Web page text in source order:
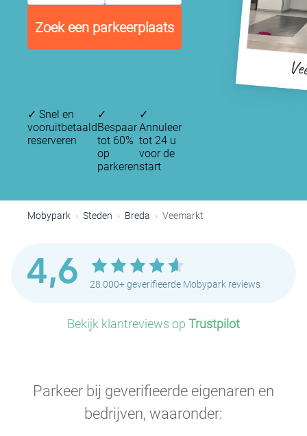
Zoek een parkeerplaats
✓ Snel en
vooruitbetaald
reserveren
✓
Bespaar
tot 60%
op
parkeren
✓
Annuleer
tot 24 u
voor de
start
Mobypark Steden Breda Veemarkt
4,6 28.000+ geverifieerde Mobypark reviews
Bekijk klantreviews op Trustpilot
Parkeer bij geverifieerde eigenaren en
bedrijven, waaronder: